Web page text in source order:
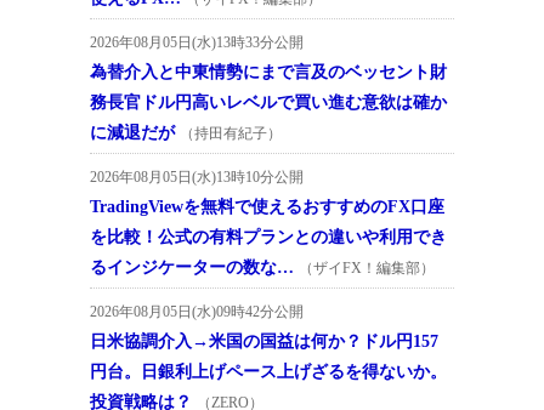
2026年08月05日(水)13時33分公開
為替介入と中東情勢にまで言及のベッセント財
務長官ドル円高いレベルで買い進む意欲は確か
に減退だが
（持田有紀子）
2026年08月05日(水)13時10分公開
TradingViewを無料で使えるおすすめのFX口座
を比較！公式の有料プランとの違いや利用でき
るインジケーターの数な…
（ザイFX！編集部）
2026年08月05日(水)09時42分公開
日米協調介入→米国の国益は何か？ドル円157
円台。日銀利上げペース上げざるを得ないか。
投資戦略は？
（ZERO）